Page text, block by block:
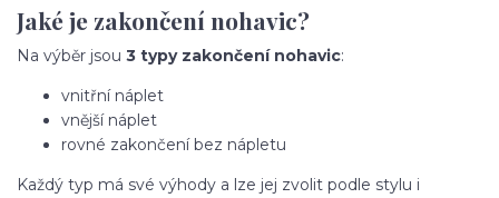
Jaké je zakončení nohavic?
Na výběr jsou 3 typy zakončení nohavic:
vnitřní náplet
vnější náplet
rovné zakončení bez nápletu
Každý typ má své výhody a lze jej zvolit podle stylu i